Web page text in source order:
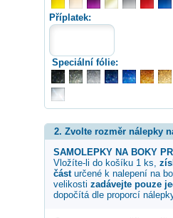
Příplatek:
Speciální fólie:
2. Zvolte rozměr nálepky
SAMOLEPKY NA BOKY
Vložíte-li do košíku 1 ks,
částurčené k nalepení na
velikosti zadávejte pouze
dopočítá dle proporcí